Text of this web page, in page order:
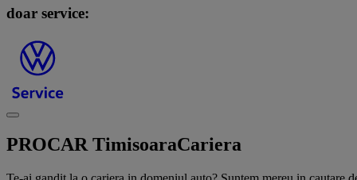
doar service:
PROCAR TimisoaraCariera